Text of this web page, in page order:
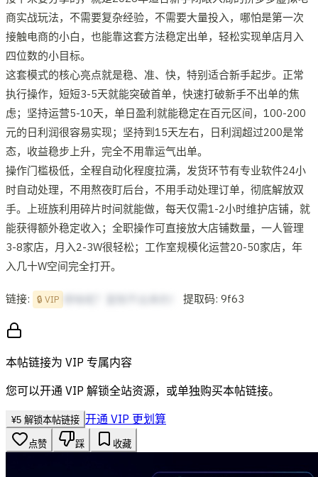
商实战玩法，不需要复杂经验，不需要大量投入，哪怕是第一次
接触电商的小白，也能靠这套方法稳定出单，轻松实现单店月入
四位数的小目标。
这套模式的核心亮点就是稳、准、快，特别适合新手起步。正常
执行操作，短短3-5天就能突破首单，快速打破新手不出单的焦
虑；坚持运营5-10天，单日盈利就能稳定在百元区间，100-200
元的日利润很容易实现；坚持到15天左右，日利润超过200是常
态，收益稳步上升，完全不用靠运气出单。
操作门槛极低，全程自动化程度拉满，发货环节有专业软件24小
时自动处理，不用熬夜盯后台，不用手动处理订单，彻底解放双
手。上班族利用碎片时间就能做，每天仅需1-2小时维护店铺，就
能获得额外稳定收入；全职操作可直接放大店铺数量，一人管理
3-8家店，月入2-3W很轻松；工作室规模化运营20-50家店，年
入几十W空间完全打开。
链接: 🔒 VIP 提取码: 9f63
本帖链接为 VIP 专属内容
您可以开通 VIP 解锁全站资源，或单独购买本帖链接。
¥5 解锁本帖链接 开通 VIP 更划算
点赞 踩 收藏